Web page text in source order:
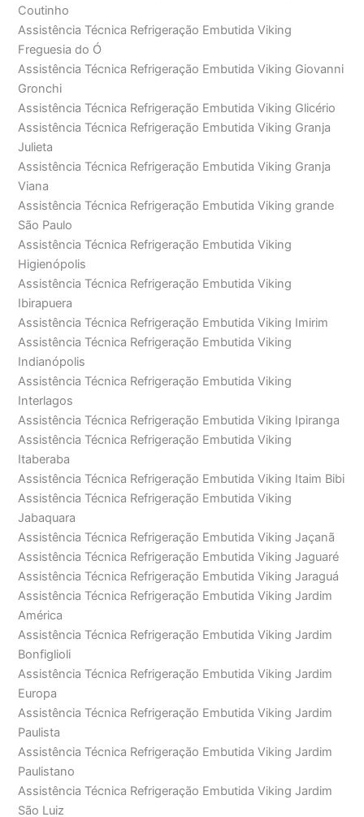
Coutinho
Assistência Técnica Refrigeração Embutida Viking
Freguesia do Ó
Assistência Técnica Refrigeração Embutida Viking Giovanni
Gronchi
Assistência Técnica Refrigeração Embutida Viking Glicério
Assistência Técnica Refrigeração Embutida Viking Granja
Julieta
Assistência Técnica Refrigeração Embutida Viking Granja
Viana
Assistência Técnica Refrigeração Embutida Viking grande
São Paulo
Assistência Técnica Refrigeração Embutida Viking
Higienópolis
Assistência Técnica Refrigeração Embutida Viking
Ibirapuera
Assistência Técnica Refrigeração Embutida Viking Imirim
Assistência Técnica Refrigeração Embutida Viking
Indianópolis
Assistência Técnica Refrigeração Embutida Viking
Interlagos
Assistência Técnica Refrigeração Embutida Viking Ipiranga
Assistência Técnica Refrigeração Embutida Viking
Itaberaba
Assistência Técnica Refrigeração Embutida Viking Itaim Bibi
Assistência Técnica Refrigeração Embutida Viking
Jabaquara
Assistência Técnica Refrigeração Embutida Viking Jaçanã
Assistência Técnica Refrigeração Embutida Viking Jaguaré
Assistência Técnica Refrigeração Embutida Viking Jaraguá
Assistência Técnica Refrigeração Embutida Viking Jardim
América
Assistência Técnica Refrigeração Embutida Viking Jardim
Bonfiglioli
Assistência Técnica Refrigeração Embutida Viking Jardim
Europa
Assistência Técnica Refrigeração Embutida Viking Jardim
Paulista
Assistência Técnica Refrigeração Embutida Viking Jardim
Paulistano
Assistência Técnica Refrigeração Embutida Viking Jardim
São Luiz